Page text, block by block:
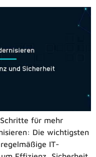
für mehr
Die wichtigsten
IT-